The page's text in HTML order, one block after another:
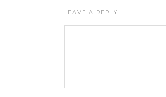
LEAVE A REPLY